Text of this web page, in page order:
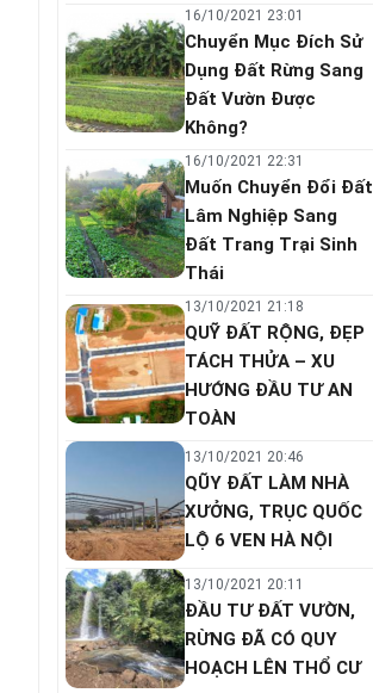
16/10/2021 23:01
Chuyển Mục Đích Sử
Dụng Đất Rừng Sang
Đất Vườn Được
Không?
16/10/2021 22:31
Muốn Chuyển Đổi Đất
Lâm Nghiệp Sang
Đất Trang Trại Sinh
Thái
13/10/2021 21:18
QUỸ ĐẤT RỘNG, ĐẸP
TÁCH THỬA – XU
HƯỚNG ĐẦU TƯ AN
TOÀN
13/10/2021 20:46
QŨY ĐẤT LÀM NHÀ
XƯỞNG, TRỤC QUỐC
LỘ 6 VEN HÀ NỘI
13/10/2021 20:11
ĐẦU TƯ ĐẤT VƯỜN,
RỪNG ĐÃ CÓ QUY
HOẠCH LÊN THỔ CƯ